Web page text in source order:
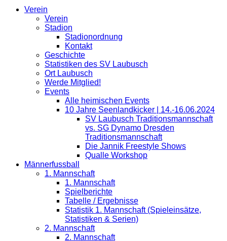
Verein
Verein
Stadion
Stadionordnung
Kontakt
Geschichte
Statistiken des SV Laubusch
Ort Laubusch
Werde Mitglied!
Events
Alle heimischen Events
10 Jahre Seenlandkicker | 14.-16.06.2024
SV Laubusch Traditionsmannschaft
vs. SG Dynamo Dresden
Traditionsmannschaft
Die Jannik Freestyle Shows
Qualle Workshop
Männerfussball
1. Mannschaft
1. Mannschaft
Spielberichte
Tabelle / Ergebnisse
Statistik 1. Mannschaft (Spieleinsätze,
Statistiken & Serien)
2. Mannschaft
2. Mannschaft